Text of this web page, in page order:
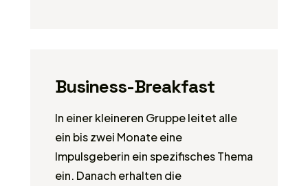
Business-Breakfast
In einer kleineren Gruppe leitet alle
ein bis zwei Monate eine
Impulsgeberin ein spezifisches Thema
ein. Danach erhalten die